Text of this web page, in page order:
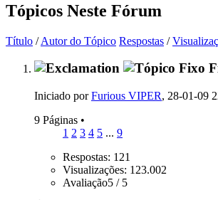
Tópicos Neste Fórum
Título /Autor do Tópico Respostas /
Iniciado porFurious VIPER, 28-01-09
9 Páginas •
1 2 3 4 5 ... 9
Respostas: 121
Visualizações: 123.002
Avaliação5 / 5